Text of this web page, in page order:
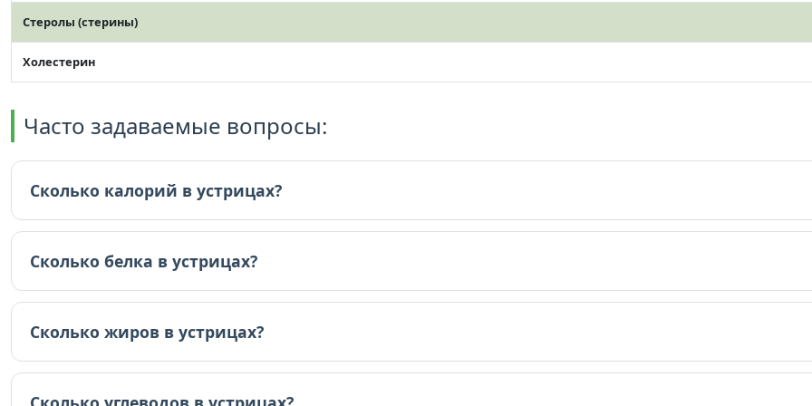
Стеролы (стерины)
Холестерин
Часто задаваемые вопросы:
Сколько калорий в устрицах?
В устрицах 72 ккал (на 100г).
Сколько белка в устрицах?
В устрицах 9 граммов белка (на 100г).
Сколько жиров в устрицах?
В устрицах 2 граммов жиров (на 100г).